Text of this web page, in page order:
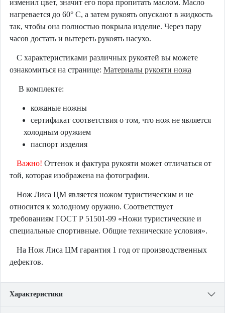
изменил цвет, значит его пора пропитать маслом. Масло
нагревается до 60° C, а затем рукоять опускают в жидкость
так, чтобы она полностью покрыла изделие. Через пару
часов достать и вытереть рукоять насухо.
С характеристиками различных рукоятей вы можете
ознакомиться на странице: Материалы рукояти ножа
В комплекте:
кожаные ножны
сертификат соответствия о том, что нож не является
холодным оружием
паспорт изделия
Важно! Оттенок и фактура рукояти может отличаться от
той, которая изображена на фотографии.
Нож Лиса ЦМ является ножом туристическим и не
относится к холодному оружию. Соответствует
требованиям ГОСТ Р 51501-99 «Ножи туристические и
специальные спортивные. Общие технические условия».
На Нож Лиса ЦМ гарантия 1 год от производственных
дефектов.
Характеристики